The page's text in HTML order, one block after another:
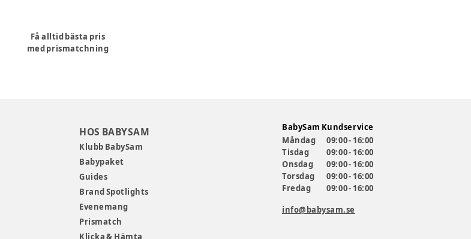
Få alltid bästa pris
med prismatchning
HOS BABYSAM
Klubb BabySam
Babypaket
Guides
Brand Spotlights
Evenemang
Prismatch
Klicka & Hämta
BabySam Kundservice
Måndag
09:00 - 16:00
Tisdag
09:00 - 16:00
Onsdag
09:00 - 16:00
Torsdag
09:00 - 16:00
Fredag
09:00 - 16:00
info@babysam.se